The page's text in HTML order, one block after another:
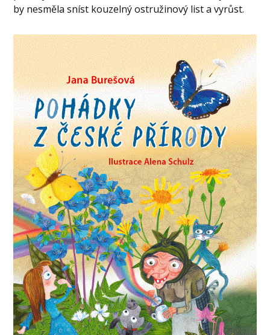
by nesměla sníst kouzelný ostružinový list a vyrůst.